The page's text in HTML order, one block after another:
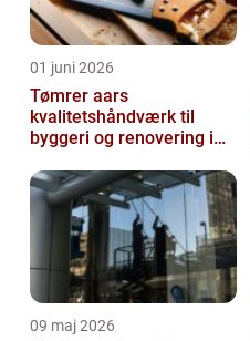
01 juni 2026
Tømrer aars
kvalitetshåndværk til
byggeri og renovering i
09 maj 2026